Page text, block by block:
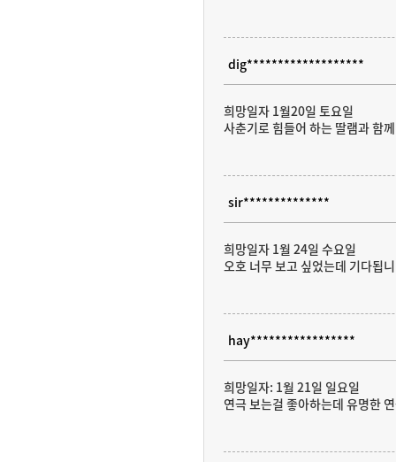
dig*******************
희망일자 1월20일 토요일
사춘기로 힘들어 하는 딸램과 함
sir**************
희망일자 1월 24일 수요일
오호 너무 보고 싶었는데 기다됩
hay*****************
희망일자: 1월 21일 일요일
연극 보는걸 좋아하는데 유명한